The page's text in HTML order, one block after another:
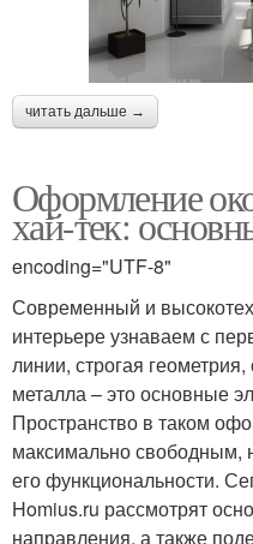
читать дальше →
Оформление
хай-тек:
encoding="UTF-8"
Современный и
интерьере узнаваем с
линии, строгая
металла – это основные
Пространство в таком
максимально свободным,
его функциональности.
Homius.ru рассмотрят
направления, а также